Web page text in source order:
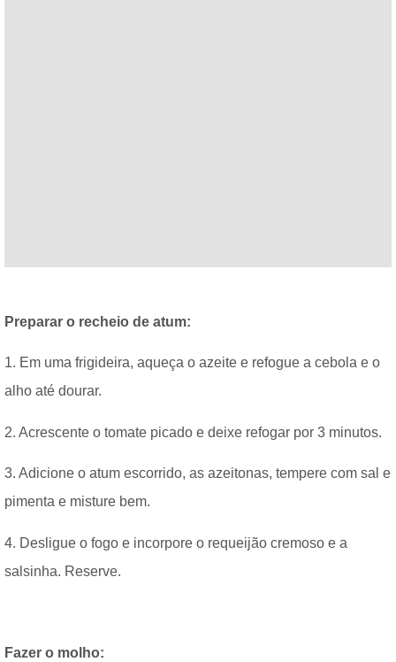
Preparar o recheio de atum:
1. Em uma frigideira, aqueça o azeite e refogue a cebola e o
alho até dourar.
2. Acrescente o tomate picado e deixe refogar por 3 minutos.
3. Adicione o atum escorrido, as azeitonas, tempere com sal e
pimenta e misture bem.
4. Desligue o fogo e incorpore o requeijão cremoso e a
salsinha. Reserve.
Fazer o molho: